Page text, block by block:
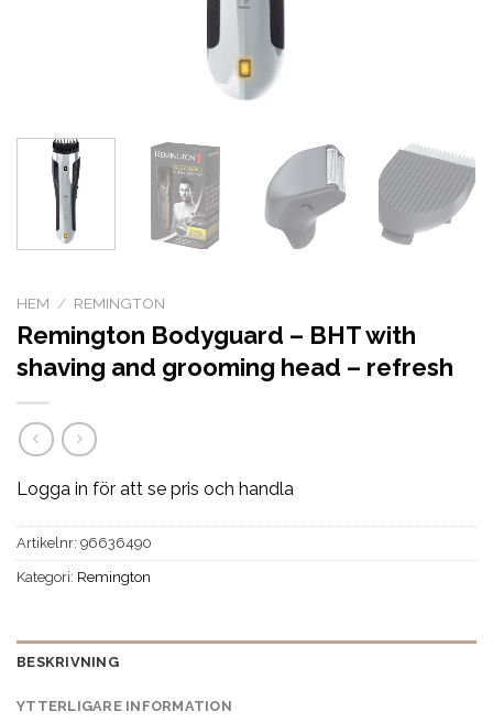
HEM / REMINGTON
Remington Bodyguard – BHT with
shaving and grooming head – refresh
Logga in för att se pris och handla
Artikelnr: 96636490
Kategori: Remington
BESKRIVNING
YTTERLIGARE INFORMATION